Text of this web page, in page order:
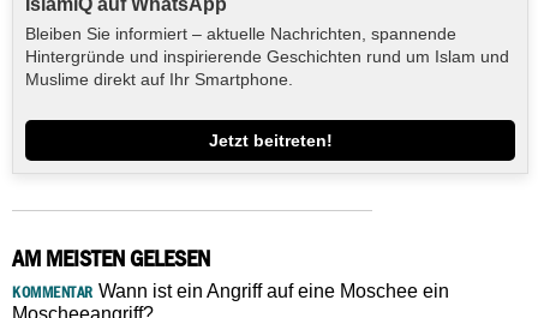
Bleiben Sie informiert – aktuelle Nachrichten, spannende
Hintergründe und inspirierende Geschichten rund um Islam und
Muslime direkt auf Ihr Smartphone.
Jetzt beitreten!
AM MEISTEN GELESEN
KOMMENTAR Wann ist ein Angriff auf eine Moschee ein
Moscheeangriff?